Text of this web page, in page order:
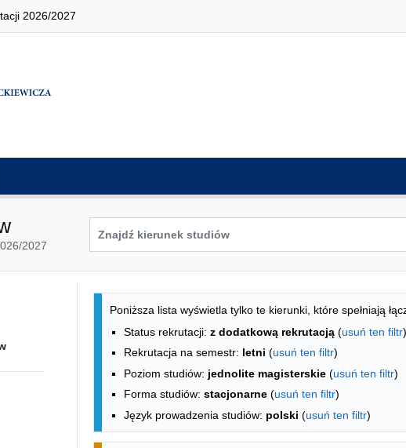
2026/2027
2027
kierunków studiówLista kierunków - spis według
Poniższa lista wyświetla tylko te kierunki, które spełniają
Status rekrutacji: z dodatkową rekrutacją (usuń ten filtr)
Rekrutacja na semestr: letni (usuń ten filtr)
Poziom studiów: jednolite magisterskie (usuń ten filtr)
Forma studiów: stacjonarne (usuń ten filtr)
Język prowadzenia studiów: polski (usuń ten filtr)